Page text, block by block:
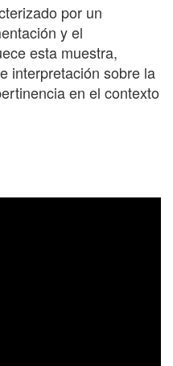
por un
y el
esta muestra,
interpretación sobre la
en el contexto